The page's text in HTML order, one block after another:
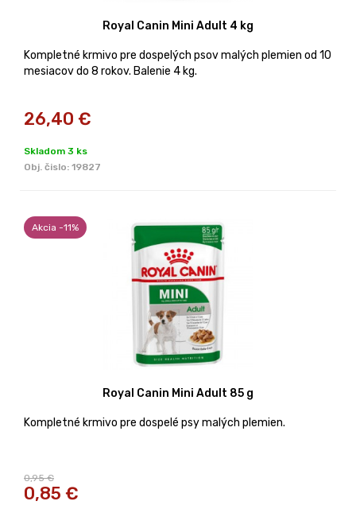
Royal Canin Mini Adult 4 kg
Kompletné krmivo pre dospelých psov malých plemien od 10
mesiacov do 8 rokov. Balenie 4 kg.
26,40 €
Skladom 3 ks
Obj. čislo: 19827
Akcia -11%
Royal Canin Mini Adult 85 g
Kompletné krmivo pre dospelé psy malých plemien.
0,95 €
0,85 €